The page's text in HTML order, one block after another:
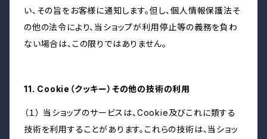
い、その旨をお客様に通知します。但し、個人情報保護法そ
の他の法令により、当ショップが利用停止等の義務を負わ
ない場合は、この限りではありません。
11. Cookie（クッキー）その他の技術の利用
（１） 当ショップのサービスは、Cookie及びこれに類する
技術を利用することがあります。これらの技術は、当ショッ